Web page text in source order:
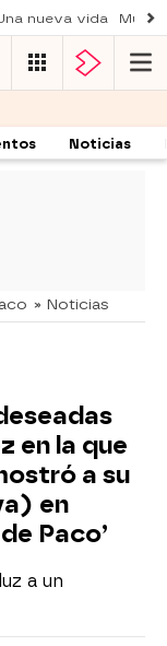
nueva vida
Noticias
» Noticias
en la que
a su
en
Paco’
a un